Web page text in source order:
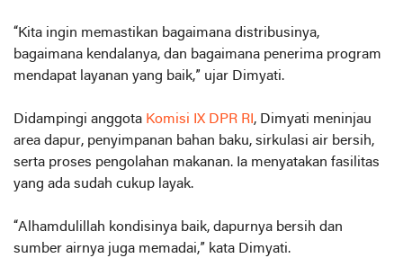
“Kita ingin memastikan bagaimana distribusinya,
bagaimana kendalanya, dan bagaimana penerima program
mendapat layanan yang baik,” ujar Dimyati.
Didampingi anggota Komisi IX DPR RI , Dimyati meninjau
area dapur, penyimpanan bahan baku, sirkulasi air bersih,
serta proses pengolahan makanan. Ia menyatakan fasilitas
yang ada sudah cukup layak.
“Alhamdulillah kondisinya baik, dapurnya bersih dan
sumber airnya juga memadai,” kata Dimyati.